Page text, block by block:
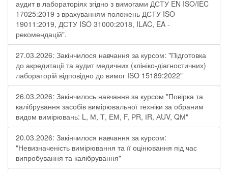
аудит в лабораторіях згідно з вимогами ДСТУ EN ISO/IEC
17025:2019 з врахуванням положень ДСТУ ISO
19011:2019, ДСТУ ISO 31000:2018, ILAC, EA -
рекомендацій".
27.03.2026: Закінчилося навчання за курсом: "Підготовка
до акредитації та аудит медичних (клініко-діагностичних)
лабораторій відповідно до вимог ISO 15189:2022"
26.03.2026: Закінчилось навчання за курсом "Повірка та
калібрування засобів вимірювальної техніки за обраним
видом вимірювань: L, М, Т, ЕМ, F, РR, ІR, АUV, QМ"
20.03.2026: Закінчилося навчання за курсом:
"Невизначеність вимірювання та її оцінювання під час
випробування та калібрування"